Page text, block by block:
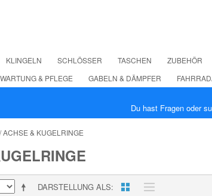
KLINGELN SCHLÖSSER TASCHEN ZUBEHÖR
WARTUNG & PFLEGE GABELN & DÄMPFER
Du hast Fragen oder
ACHSE & KUGELRINGE
DARSTELLUNG ALS